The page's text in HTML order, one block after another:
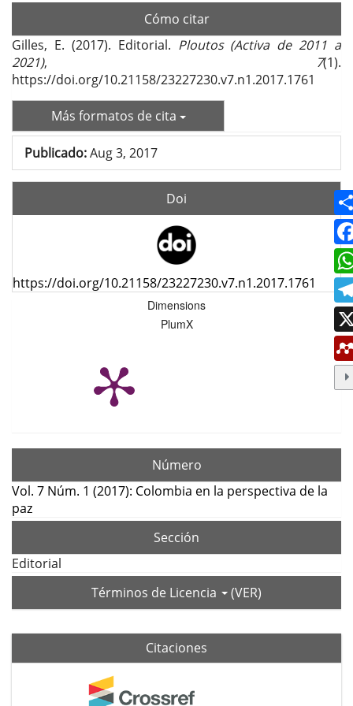
Cómo citar
Gilles, E. (2017). Editorial. Ploutos (Activa de 2011 a
2021), 7(1).
https://doi.org/10.21158/23227230.v7.n1.2017.1761
Más formatos de cita
Publicado:Aug 3, 2017
Doi
https://doi.org/10.21158/23227230.v7.n1.2017.1761
Dimensions
PlumX
Número
Vol. 7 Núm. 1 (2017): Colombia en la perspectiva de la
paz
Sección
Editorial
Términos de Licencia
(VER)
Citaciones